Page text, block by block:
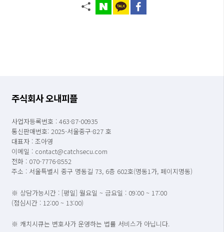
주식회사 오내피플
사업자등록번호 : 463-87-00935
통신판매번호: 2025-서울중구-827 호
대표자 : 조아영
이메일 : contact@catchsecu.com
전화 : 070-7776-8552
주소 : 서울특별시 중구 명동길 73, 6층 602호(명동1가, 페이지명동)
※ 상담가능시간 : [평일] 월요일 ~ 금요일 : 09:00 ~ 17:00
(점심시간 : 12:00 ~ 13:00)
※ 캐치시큐는 변호사가 운영하는 법률 서비스가 아닙니다.